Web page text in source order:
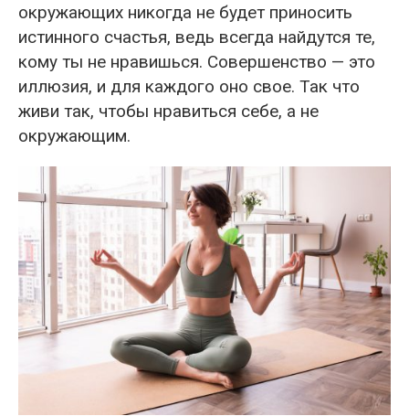
окружающих никогда не будет приносить
истинного счастья, ведь всегда найдутся те,
кому ты не нравишься. Совершенство — это
иллюзия, и для каждого оно свое. Так что
живи так, чтобы нравиться себе, а не
окружающим.